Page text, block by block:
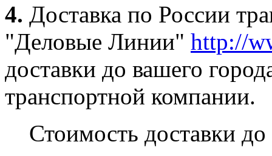
4. Доставка по России
"Деловые Линии" http://
доставки до вашего
транспортной компании.
Стоимость доставки